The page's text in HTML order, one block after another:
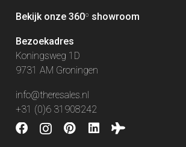
Bekijk onze 360º showroom
Bezoekadres
Koningsweg 1D
9731 AM Groningen
info@theresales.nl
+31 (0)6 31908242